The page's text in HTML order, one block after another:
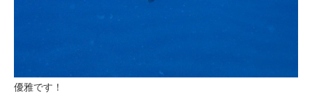
優雅です！